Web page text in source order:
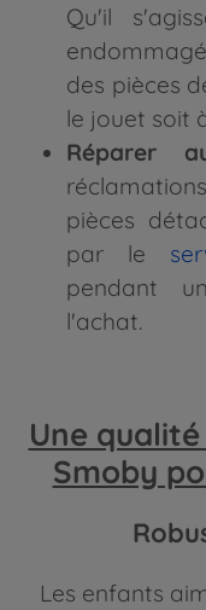
Qu'il
des pièces
le jouet soit
Réparer
pièces
par le
pendant
l'achat.
Une
Smoby
Les enfants